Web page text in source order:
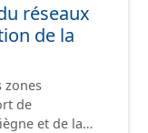
réseaux
de la
zones
de
et de la